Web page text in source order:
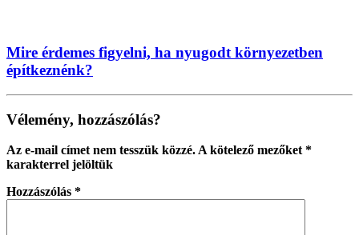
Mire érdemes figyelni, ha nyugodt környezetben
építkeznénk?
Vélemény, hozzászólás?
Az e-mail címet nem tesszük közzé. A kötelező mezőket *
karakterrel jelöltük
Hozzászólás *